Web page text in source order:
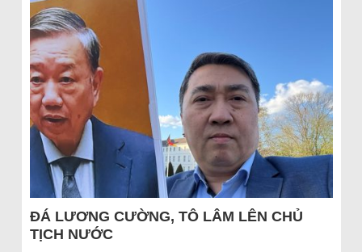
ĐÁ LƯƠNG CƯỜNG, TÔ LÂM LÊN CHỦ
TỊCH NƯỚC